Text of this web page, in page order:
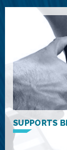
SUPPORTS